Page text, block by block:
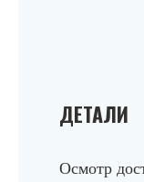
ДЕТАЛИ
Осмотр